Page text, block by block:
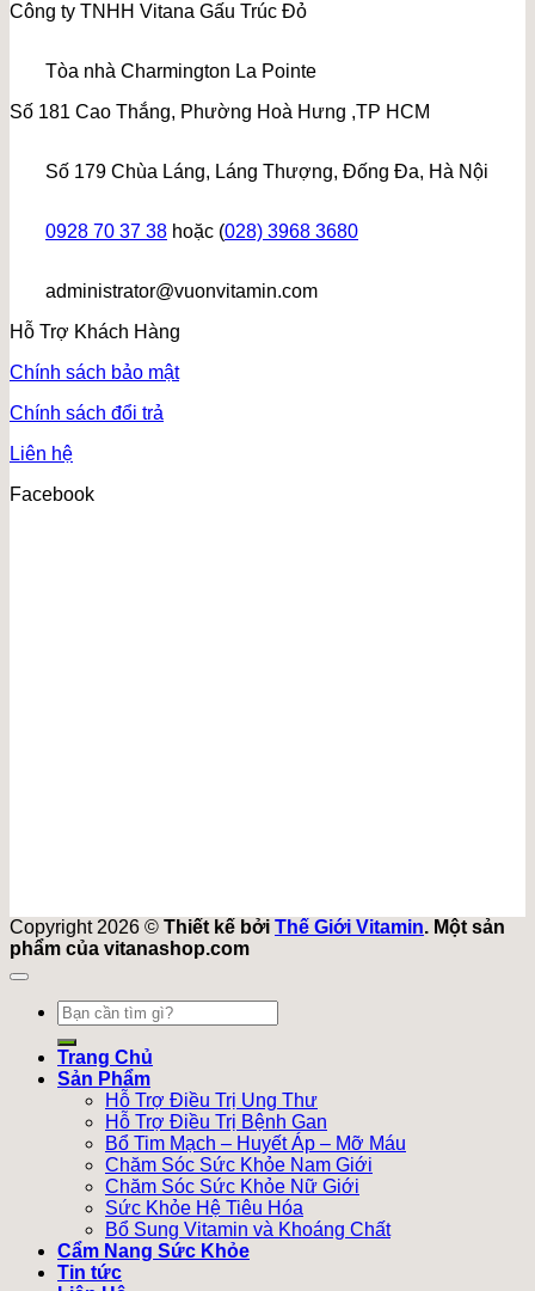
Công ty TNHH Vitana Gấu Trúc Đỏ
Tòa nhà Charmington La Pointe
Số 181 Cao Thắng, Phường Hoà Hưng ,TP HCM
Số 179 Chùa Láng, Láng Thượng, Đống Đa, Hà Nội
0928 70 37 38 hoặc (028) 3968 3680
administrator@vuonvitamin.com
Hỗ Trợ Khách Hàng
Chính sách bảo mật
Chính sách đổi trả
Liên hệ
Facebook
Copyright 2026 © Thiết kế bởi Thế Giới Vitamin. Một sản
phẩm của vitanashop.com
Tìm
kiếm:
Trang Chủ
Sản Phẩm
Hỗ Trợ Điều Trị Ung Thư
Hỗ Trợ Điều Trị Bệnh Gan
Bổ Tim Mạch – Huyết Áp – Mỡ Máu
Chăm Sóc Sức Khỏe Nam Giới
Chăm Sóc Sức Khỏe Nữ Giới
Sức Khỏe Hệ Tiêu Hóa
Bổ Sung Vitamin và Khoáng Chất
Cẩm Nang Sức Khỏe
Tin tức